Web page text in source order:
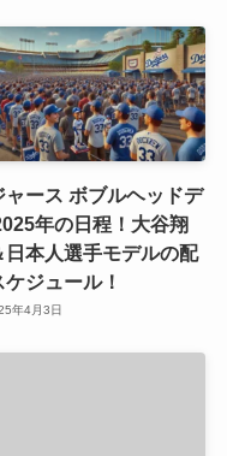
ャース ボブルヘッドデ
年の日程！大谷翔
日本人選手モデルの配
ケジュール！
年4月3日